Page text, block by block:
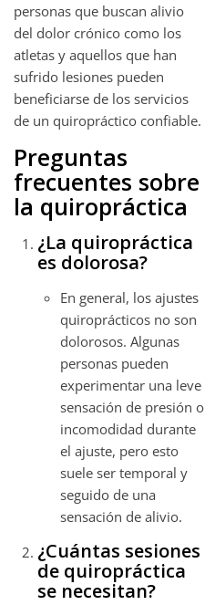
personas que buscan alivio
del dolor crónico como los
atletas y aquellos que han
sufrido lesiones pueden
beneficiarse de los servicios
de un quiropráctico confiable.
Preguntas
frecuentes sobre
la quiropráctica
¿La quiropráctica
es dolorosa?
En general, los ajustes
quiroprácticos no son
dolorosos. Algunas
personas pueden
experimentar una leve
sensación de presión o
incomodidad durante
el ajuste, pero esto
suele ser temporal y
seguido de una
sensación de alivio.
¿Cuántas sesiones
de quiropráctica
se necesitan?